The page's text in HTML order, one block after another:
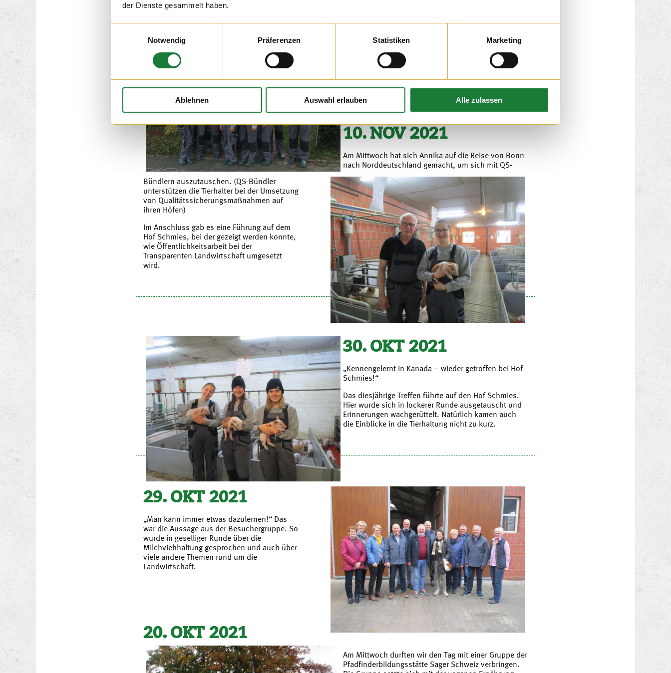
der Dienste gesammelt haben.
Notwendig
Präferenzen Statistiken Marketing
Ablehnen Auswahl erlauben Alle zulassen
12. NOV 2021
Am Freitagmorgen durften wir auf dem Hof Schmies
eine Baumschule begrüßen. Der Besuch bei uns war
ein Teil ihres ereignisreichen Ausflugtages, bei dem
wir viele Einblicke in die Tierhaltung geben konnten.
10. NOV 2021
Am Mittwoch hat sich Annika auf die Reise von Bonn
nach Norddeutschland gemacht, um sich mit QS-
Bündlern auszutauschen. (QS-Bündler
unterstützen die Tierhalter bei der Umsetzung
von Qualitätssicherungsmaßnahmen auf
ihren Höfen)
Im Anschluss gab es eine Führung auf dem
Hof Schmies, bei der gezeigt werden konnte,
wie Öffentlichkeitsarbeit bei der
Transparenten Landwirtschaft umgesetzt
wird.
30. OKT 2021
„Kennengelernt in Kanada – wieder getroffen bei Hof
Schmies!“
Das diesjährige Treffen führte auf den Hof Schmies.
Hier wurde sich in lockerer Runde ausgetauscht und
Erinnerungen wachgerüttelt. Natürlich kamen auch
die Einblicke in die Tierhaltung nicht zu kurz.
29. OKT 2021
„Man kann immer etwas dazulernen!“ Das
war die Aussage aus der Besuchergruppe. So
wurde in geselliger Runde über die
Milchviehhaltung gesprochen und auch über
viele andere Themen rund um die
Landwirtschaft.
20. OKT 2021
Am Mittwoch durften wir den Tag mit einer Gruppe der
Pfadfinderbildungsstätte Sager Schweiz verbringen.